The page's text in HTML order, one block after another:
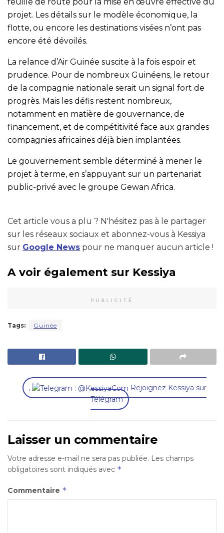
projet. Les détails sur le modèle économique, la
flotte, ou encore les destinations visées n’ont pas
encore été dévoilés.
La relance d’Air Guinée suscite à la fois espoir et
prudence. Pour de nombreux Guinéens, le retour
de la compagnie nationale serait un signal fort de
progrès. Mais les défis restent nombreux,
notamment en matière de gouvernance, de
financement, et de compétitivité face aux grandes
compagnies africaines déjà bien implantées.
Le gouvernement semble déterminé à mener le
projet à terme, en s’appuyant sur un partenariat
public-privé avec le groupe Gewan Africa.
Cet article vous a plu ? N'hésitez pas à le partager
sur les réseaux sociaux et abonnez-vous à Kessiya
sur Google News pour ne manquer aucun article !
A voir également sur Kessiya
PUBLICITÉ
Tags: Guinée
,
Rejoignez Kessiya sur
Télégram
Laisser un commentaire
Votre adresse e-mail ne sera pas publiée. Les champs
obligatoires sont indiqués avec *
Commentaire *